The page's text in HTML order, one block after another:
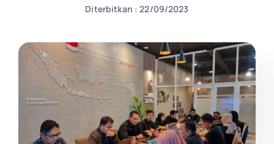
CONTACT US
Diterbitkan : 22/09/2023